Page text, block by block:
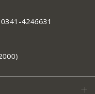
4246631